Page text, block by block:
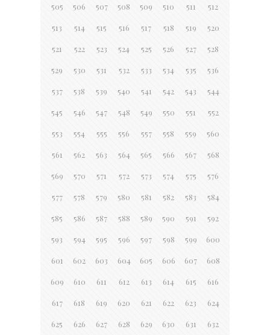
505 506 507 508 509 510 511 512
513 514 515 516 517 518 519 520
521 522 523 524 525 526 527 528
529 530 531 532 533 534 535 536
537 538 539 540 541 542 543 544
545 546 547 548 549 550 551 552
553 554 555 556 557 558 559 560
561 562 563 564 565 566 567 568
569 570 571 572 573 574 575 576
577 578 579 580 581 582 583 584
585 586 587 588 589 590 591 592
593 594 595 596 597 598 599 600
601 602 603 604 605 606 607 608
609 610 611 612 613 614 615 616
617 618 619 620 621 622 623 624
625 626 627 628 629 630 631 632